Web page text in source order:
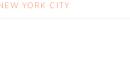
YORK CITY